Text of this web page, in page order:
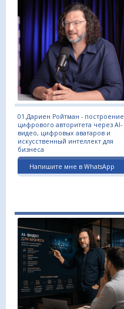
01.Дариен Ройтман - построение
цифрового авторитета через AI-
видео, цифровых аватаров и
искусственный интеллект для
бизнеса
Напишите мне в WhatsApp